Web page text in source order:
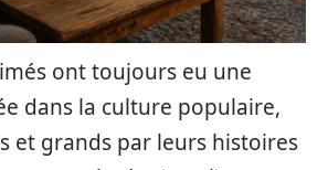
ont toujours eu une
dans la culture populaire,
et grands par leurs histoires